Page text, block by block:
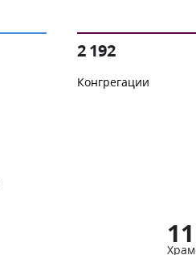
2 192
Конгрегации
11